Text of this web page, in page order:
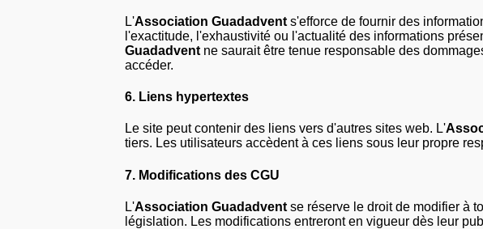
L'Association Guadadvent s'efforce de fournir des
l'exactitude, l'exhaustivité ou l'actualité des informations
Guadadvent ne saurait être tenue responsable des
accéder.
6. Liens hypertextes
Le site peut contenir des liens vers d'autres sites web. L'
tiers. Les utilisateurs accèdent à ces liens sous leur propre
7. Modifications des CGU
L'Association Guadadvent se réserve le droit de modifier à
législation. Les modifications entreront en vigueur dès leur